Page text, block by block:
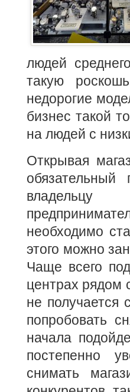
людей
такую
недорогие
бизнес такой
на людей с
Открывая
владельцу
необходимо
этого можно
Чаще всего
центрах рядом
не получается
попробовать
начала
постепенно
снимать